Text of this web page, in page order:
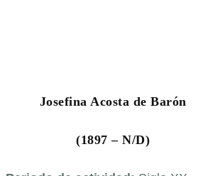
Josefina Acosta de Barón
(1897 – N/D)